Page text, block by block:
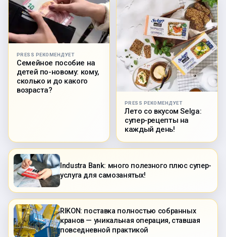
PRESS РЕКОМЕНДУЕТ
Семейное пособие на
детей по-новому: кому,
сколько и до какого
возраста?
PRESS РЕКОМЕНДУЕТ
Лето со вкусом Selga:
супер-рецепты на
каждый день!
Industra Bank: много полезного плюс супер-
услуга для самозанятых!
RIKON: поставка полностью собранных
кранов — уникальная операция, ставшая
повседневной практикой